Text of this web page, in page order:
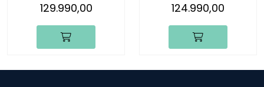
129.990,00 124.990,00